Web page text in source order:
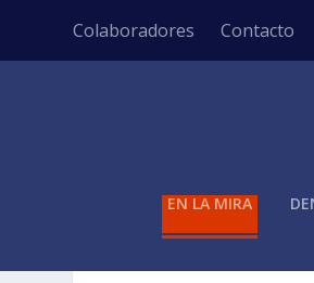
Colaboradores Contacto
EN LA MIRA